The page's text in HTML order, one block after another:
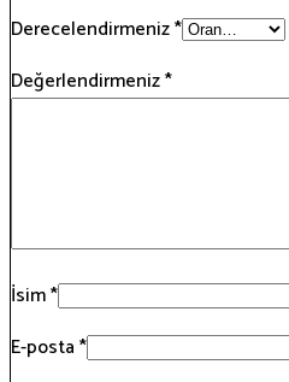
Derecelendirmeniz*
Değerlendirmeniz*
İsim*
E-posta*